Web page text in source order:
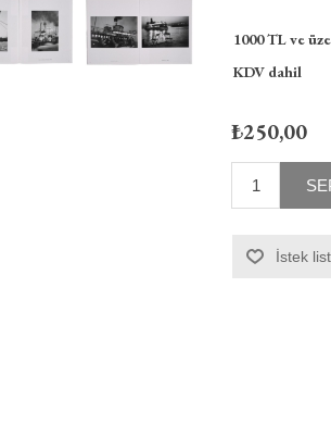
1000 TL ve
KDV dahil
₺250,00
İstek